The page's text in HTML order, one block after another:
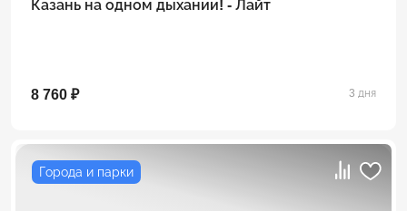
Казань на одном дыхании! - Лайт
8 760 ₽ 3 дня
Города и парки